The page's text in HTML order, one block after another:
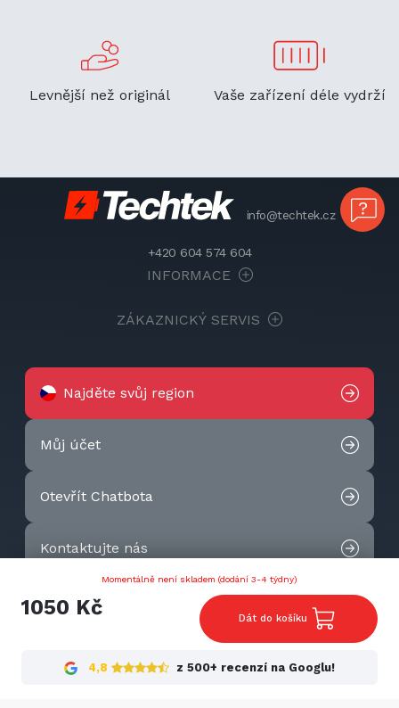
Momentálně není skladem (dodání 3-4 týdny)
1050 Kč Dát do košíku
4,8 z 500+ recenzí na Googlu!
Levnější než originál Vaše zařízení déle vydrží
info@techtek.cz
+420 604 574 604
INFORMACE
ZÁKAZNICKÝ SERVIS
Najděte svůj region
Můj účet
Otevřít Chatbota
Kontaktujte nás
2026 © Techtek. All rights reserved.
Cookies